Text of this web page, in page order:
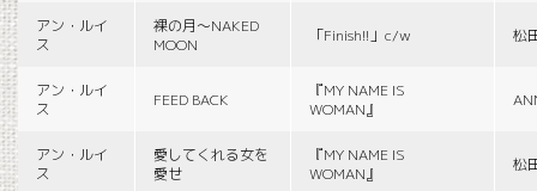
アン・ルイ
ス
裸の月〜NAKED
MOON
「Finish!!」c/w 松
アン・ルイ
ス
FEED BACK
『MY NAME IS
WOMAN』
アン・ルイ
ス
愛してくれる女を
愛せ
『MY NAME IS
WOMAN』
松